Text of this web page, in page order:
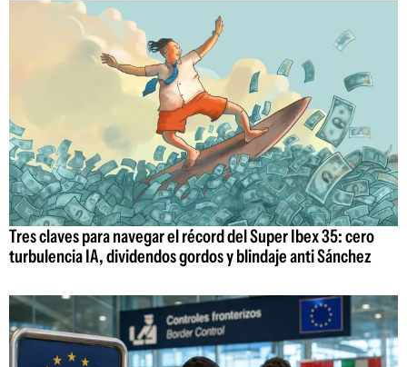
Tres claves para navegar el récord del Super Ibex 35: cero
turbulencia IA, dividendos gordos y blindaje anti Sánchez